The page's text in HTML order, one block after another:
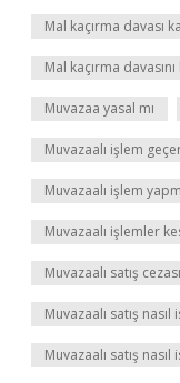
Mal kaçırma davası
Mal kaçırma
Muvazaa yasal mı
Muvazaalı işlem
Muvazaalı işlem
Muvazaalı işlemler
Muvazaalı satış
Muvazaalı satış
Muvazaalı satış nasıl